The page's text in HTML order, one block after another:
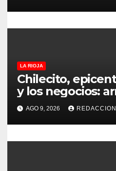
t
r
d
a
s
LA RIOJA
Chilecito,
y los negocios:
que promete
economía
evento sin
Rioja
AGO 9, 2026